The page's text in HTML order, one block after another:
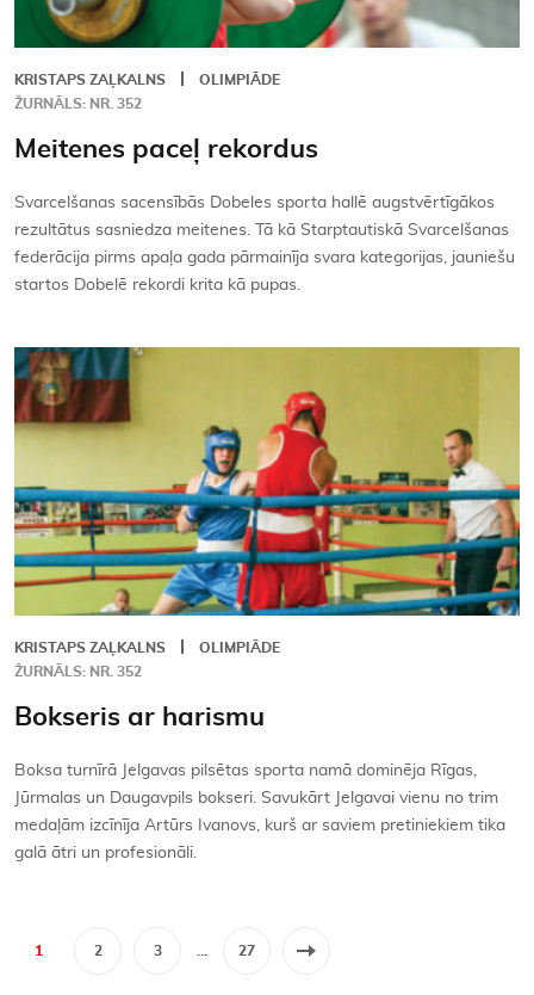
KRISTAPS ZAĻKALNS
OLIMPIĀDE
ŽURNĀLS: NR. 352
Meitenes paceļ rekordus
Svarcelšanas sacensībās Dobeles sporta hallē augstvērtīgākos
rezultātus sasniedza meitenes. Tā kā Starptautiskā Svarcelšanas
federācija pirms apaļa gada pārmainīja svara kategorijas, jauniešu
startos Dobelē rekordi krita kā pupas.
KRISTAPS ZAĻKALNS
OLIMPIĀDE
ŽURNĀLS: NR. 352
Bokseris ar harismu
Boksa turnīrā Jelgavas pilsētas sporta namā dominēja Rīgas,
Jūrmalas un Daugavpils bokseri. Savukārt Jelgavai vienu no trim
medaļām izcīnīja Artūrs Ivanovs, kurš ar saviem pretiniekiem tika
galā ātri un profesionāli.
1 2 3 27